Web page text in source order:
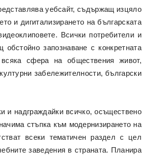
уебсайт, съдържащ изцяло
и дигитализирането на българската
Всички потребители и
запознаване с конкретната
сфера на обществения живот,
забележителности, български
и надграждайки всичко, осъществено
стъпка към модернизирането на
всеки тематичен раздел с цел
заведения в страната. Планира